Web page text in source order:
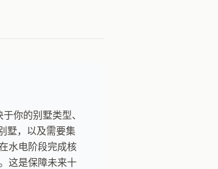
你的别墅类型、
墅，以及需要集
水电阶段完成核
这是保障未来十